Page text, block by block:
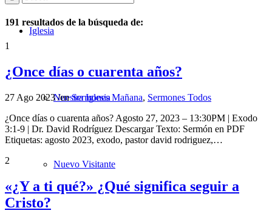
Iglesia
Nuestra Iglesia
Nuevo Visitante
191 resultados de la búsqueda de:
1
¿Once días o cuarenta años?
27 Ago 2023/enSermones Mañana, Sermones Todos
¿Once días o cuarenta años? Agosto 27, 2023 – 13:30PM | Exodo
3:1-9 | Dr. David Rodríguez Descargar Texto: Sermón en PDF
Etiquetas: agosto 2023, exodo, pastor david rodriguez,…
2
«¿Y a ti qué?» ¿Qué significa seguir a
Cristo?